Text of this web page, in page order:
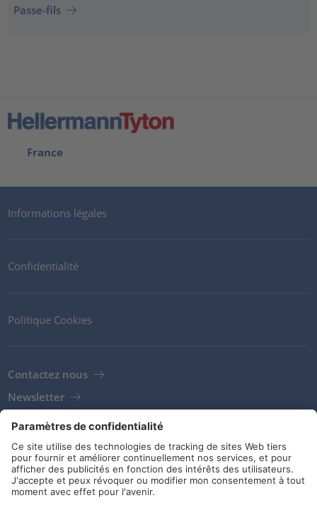
Passe-fils
France
Informations légales
Confidentialité
Politique Cookies
Contactez nous
Newsletter
Clients
Fournisseurs
Conditions de stockage